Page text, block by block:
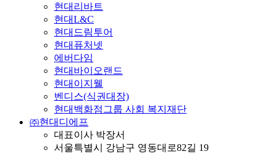
현대리바트
현대L&C
현대드림투어
현대퓨처넷
에버다임
현대바이오랜드
현대이지웰
벤디스(식권대장)
현대백화점그룹 사회 복지재단
㈜현대디에프
대표이사 박장서
서울특별시 강남구 영동대로82길 19